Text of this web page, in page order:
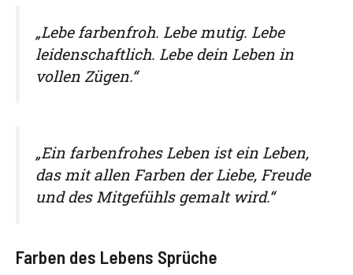
„Lebe farbenfroh. Lebe mutig. Lebe
leidenschaftlich. Lebe dein Leben in
vollen Zügen.“
„Ein farbenfrohes Leben ist ein Leben,
das mit allen Farben der Liebe, Freude
und des Mitgefühls gemalt wird.“
Farben des Lebens Sprüche